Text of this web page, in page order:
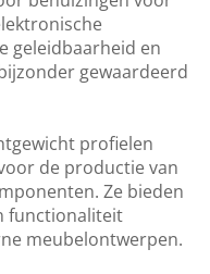
geleidbaarheid en
gewaardeerd
profielen
de productie van
Ze bieden
functionaliteit
meubelontwerpen.